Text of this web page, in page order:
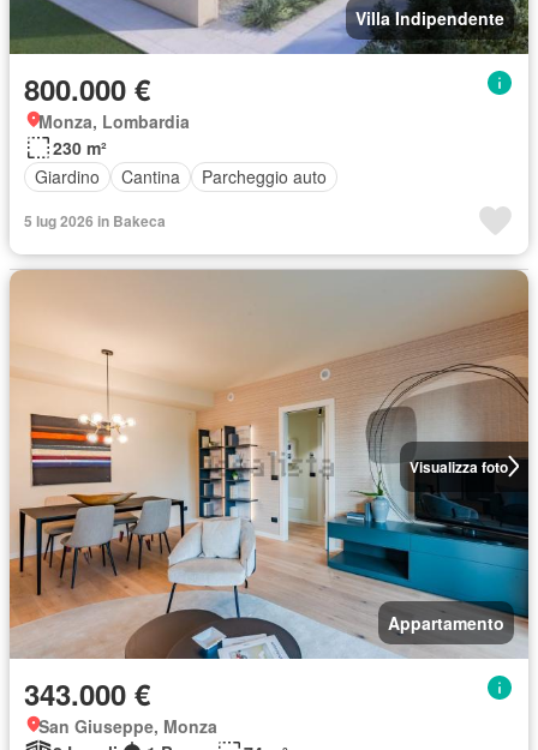
Villa Indipendente
800.000 €
Monza, Lombardia
230 m²
Giardino
Cantina Parcheggio auto
5 lug 2026 in Bakeca
Visualizza foto
Appartamento
343.000 €
San Giuseppe, Monza